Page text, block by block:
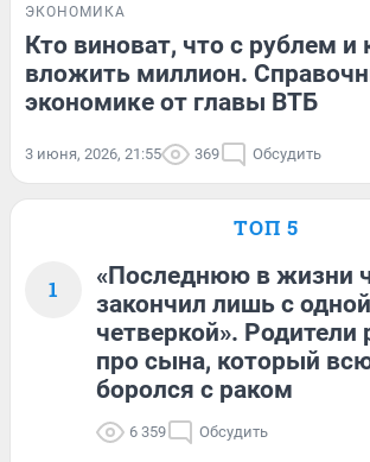
ЭКОНОМИКА
Кто виноват, что с рублем и
вложить миллион.
экономике от главы ВТБ
3 июня, 2026, 21:55 369 Обсудить
ТОП 5
1
«Последнюю в жизни
закончил лишь с одной
четверкой». Родители
про сына, который
боролся с раком
6 359 Обсудить